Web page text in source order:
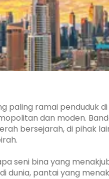
paling ramai penduduk
dan moden.
bersejarah, di pihak
seni bina yang
dunia, pantai yang